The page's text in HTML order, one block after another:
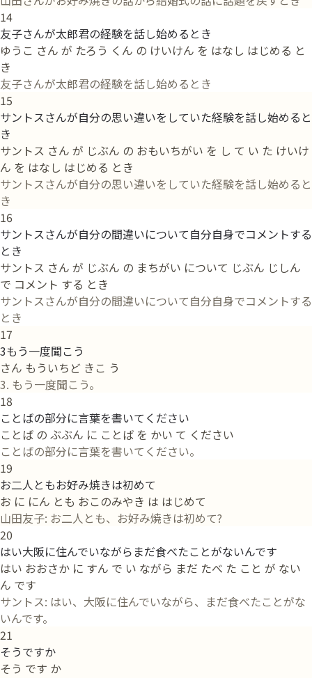
14
友子さんが太郎君の経験を話し始めるとき
ゆうこ さん が たろう くん の けいけん を はなし はじめる と
き
友子さんが太郎君の経験を話し始めるとき
15
サントスさんが自分の思い違いをしていた経験を話し始めると
き
サントス さん が じぶん の おもいちがい を し て い た けいけ
ん を はなし はじめる とき
サントスさんが自分の思い違いをしていた経験を話し始めると
き
16
サントスさんが自分の間違いについて自分自身でコメントする
とき
サントス さん が じぶん の まちがい について じぶん じしん
で コメント する とき
サントスさんが自分の間違いについて自分自身でコメントする
とき
17
3もう一度聞こう
さん もういちど きこ う
3. もう一度聞こう。
18
ことばの部分に言葉を書いてください
ことば の ぶぶん に ことば を かい て ください
ことばの部分に言葉を書いてください。
19
お二人ともお好み焼きは初めて
お に にん とも おこのみやき は はじめて
山田友子: お二人とも、お好み焼きは初めて?
20
はい大阪に住んでいながらまだ食べたことがないんです
はい おおさか に すん で い ながら まだ たべ た こと が ない
ん です
サントス: はい、大阪に住んでいながら、まだ食べたことがな
いんです。
21
そうですか
そう です か